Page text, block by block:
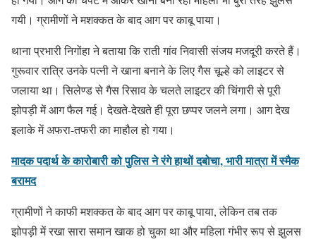
गयी। ग्रामीणों ने मशक्कत के बाद आग पर काबू पाया।
थाना प्रभारी निगोंहा ने बताया कि राती गांव निवासी संजय मजदूरी करते हैं।
गुरूवार रात्रि उनके पत्नी ने खाना बनाने के लिए गैस चूल्हे को लाइटर से
जलाया था। सिलेण्ड से गैस रिसाव के चलते लाइटर की चिंगारी से पूरी
झोपड़ी में आग फैल गई। देखते-देखते ही पूरा छप्पर जलने लगा। आग देख
इलाके में अफरा-तफरी का माहौल हो गया।
मादक पदार्थ के कारोबारी को पुलिस ने रंगे हाथों दबोचा, भारी मात्रा में स्मैक
बरामद
ग्रामीणों ने काफी मशक्कत के बाद आग पर काबू पाया, लेकिन तब तक
झोपड़ी में रखा सारा समान खाक हो चुका था और महिला गंभीर रूप से झुलस